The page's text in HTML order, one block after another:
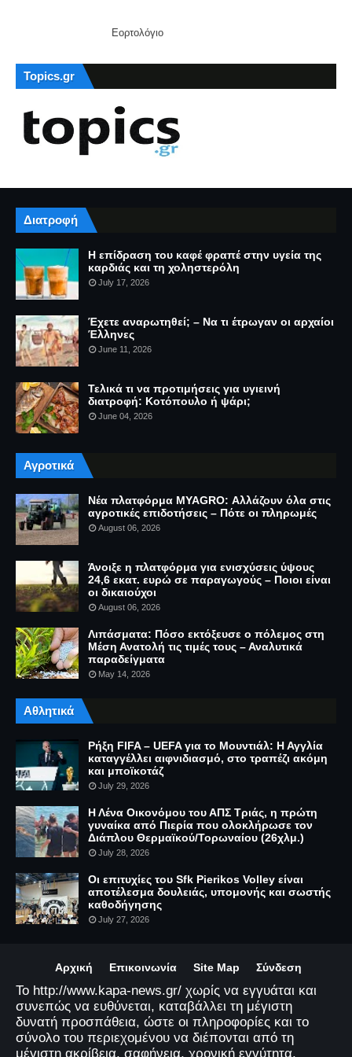
Εορτολόγιο
Topics.gr
Διατροφή
Η επίδραση του καφέ φραπέ στην υγεία της
καρδιάς και τη χοληστερόλη
July 17, 2026
Έχετε αναρωτηθεί; – Να τι έτρωγαν οι αρχαίοι
Έλληνες
June 11, 2026
Τελικά τι να προτιμήσεις για υγιεινή
διατροφή: Κοτόπουλο ή ψάρι;
June 04, 2026
Αγροτικά
Νέα πλατφόρμα MYAGRO: Αλλάζουν όλα στις
αγροτικές επιδοτήσεις – Πότε οι πληρωμές
August 06, 2026
Άνοιξε η πλατφόρμα για ενισχύσεις ύψους
24,6 εκατ. ευρώ σε παραγωγούς – Ποιοι είναι
οι δικαιούχοι
August 06, 2026
Λιπάσματα: Πόσο εκτόξευσε ο πόλεμος στη
Μέση Ανατολή τις τιμές τους – Αναλυτικά
παραδείγματα
May 14, 2026
Αθλητικά
Ρήξη FIFA – UEFA για το Μουντιάλ: Η Αγγλία
καταγγέλλει αιφνιδιασμό, στο τραπέζι ακόμη
και μποϊκοτάζ
July 29, 2026
Η Λένα Οικονόμου του ΑΠΣ Τριάς, η πρώτη
γυναίκα από Πιερία που ολοκλήρωσε τον
Διάπλου Θερμαϊκού/Τορωναίου (26χλμ.)
July 28, 2026
Οι επιτυχίες του Sfk Pierikos Volley είναι
αποτέλεσμα δουλειάς, υπομονής και σωστής
καθοδήγησης
July 27, 2026
Αρχική Επικοινωνία Site Map Σύνδεση
Το http://www.kapa-news.gr/ χωρίς να εγγυάται και
συνεπώς να ευθύνεται, καταβάλλει τη μέγιστη
δυνατή προσπάθεια, ώστε οι πληροφορίες και το
σύνολο του περιεχομένου να διέπονται από τη
μέγιστη ακρίβεια, σαφήνεια, χρονική εγγύτητα,